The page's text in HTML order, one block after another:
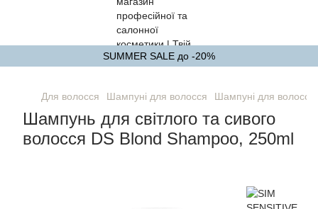
SUMMER SALE до -20%
Для волосся Шампуні для волосся Шампуні для
Шампунь для світлого та сивого
волосся DS Blond Shampoo, 250ml